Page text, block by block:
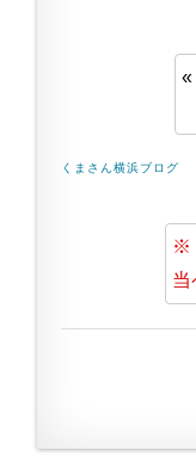
«
くまさん横浜ブログ
※
当